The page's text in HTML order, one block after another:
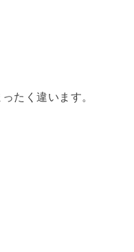
たく違います。